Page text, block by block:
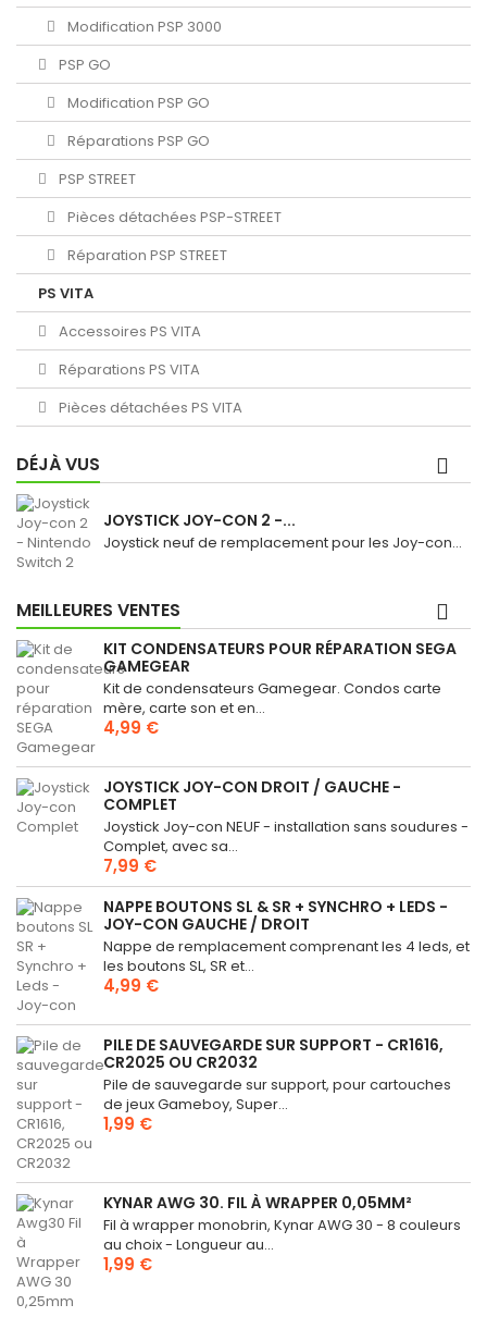
Modification PSP 3000
PSP GO
Modification PSP GO
Réparations PSP GO
PSP STREET
Pièces détachées PSP-STREET
Réparation PSP STREET
PS VITA
Accessoires PS VITA
Réparations PS VITA
Pièces détachées PS VITA
DÉJÀ VUS
JOYSTICK JOY-CON 2 -...
Joystick neuf de remplacement pour les Joy-con...
MEILLEURES VENTES
KIT CONDENSATEURS POUR RÉPARATION SEGA
GAMEGEAR
Kit de condensateurs Gamegear. Condos carte
mère, carte son et en...
4,99 €
JOYSTICK JOY-CON DROIT / GAUCHE -
COMPLET
Joystick Joy-con NEUF - installation sans soudures -
Complet, avec sa...
7,99 €
NAPPE BOUTONS SL & SR + SYNCHRO + LEDS -
JOY-CON GAUCHE / DROIT
Nappe de remplacement comprenant les 4 leds, et
les boutons SL, SR et...
4,99 €
PILE DE SAUVEGARDE SUR SUPPORT - CR1616,
CR2025 OU CR2032
Pile de sauvegarde sur support, pour cartouches
de jeux Gameboy, Super...
1,99 €
KYNAR AWG 30. FIL À WRAPPER 0,05MM²
Fil à wrapper monobrin, Kynar AWG 30 - 8 couleurs
au choix - Longueur au...
1,99 €